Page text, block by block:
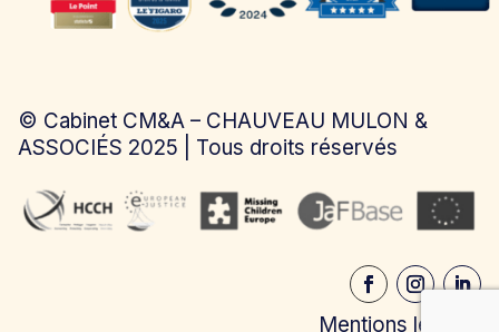
© Cabinet CM&A – CHAUVEAU MULON &
ASSOCIÉS 2025 | Tous droits réservés
Mentions légales